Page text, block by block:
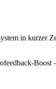
in kurzer